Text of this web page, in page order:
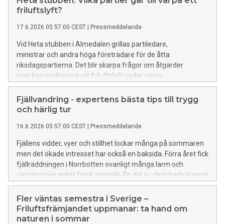
inom civilsamhället gästar Heta stubben för ett samtal
friluftslyft?
17.6.2026 05:57:00 CEST | Pressmeddelande
Vid Heta stubben i Almedalen grillas partiledare,
ministrar och andra höga företrädare för de åtta
riksdagspartierna. Det blir skarpa frågor om åtgärder
som kan möjliggöra ett friluftslyft under nästa
mandatperiod. Även ärkebiskopen, myndighetschefer,
försvarsföreträdare och makthavare
inom civilsamhället slår sig ner på Heta stubben för
Fjällvandring - expertens bästa tips till trygg
och härlig tur
16.6.2026 05:57:00 CEST | Pressmeddelande
Fjällens vidder, vyer och stillhet lockar många på sommaren
men det ökade intresset har också en baksida. Förra året fick
fjällräddningen i Norrbotten ovanligt många larm och
utryckningar enligt färsk statistik. En del av dem hade kunnat
undvikas med bättre förberedelser, både i packningen och
hemma vid köksbordet.
Fler väntas semestra i Sverige –
Friluftsfrämjandet uppmanar: ta hand om
naturen i sommar